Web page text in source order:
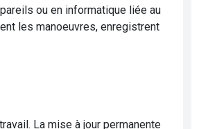
ou en informatique liée au
les manoeuvres, enregistrent
La mise à jour permanente